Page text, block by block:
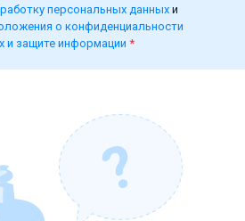
персональных данных и
о конфиденциальности
и защите информации *